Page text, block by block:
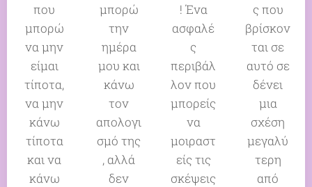
που
μπορώ
να μην
είμαι
τίποτα,
να μην
κάνω
τίποτα
και να
κάνω
μπορώ
την
ημέρα
μου και
κάνω
τον
απολογι
σμό της
, αλλά
δεν
! Ένα
ασφαλέ
ς
περιβάλ
λον που
μπορείς
να
μοιραστ
είς τις
σκέψεις
ς που
βρίσκον
ται σε
αυτό σε
δένει
μια
σχέση
μεγαλύ
τερη
από